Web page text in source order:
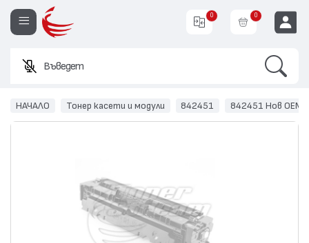
Въведете име и
0 0
НАЧАЛО Тонер касети и модули 842451 842451 Нов ОЕМ